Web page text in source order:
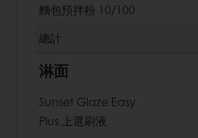
麵包預拌粉 10/100
總計
淋面
Sunset Glaze Easy
Plus 上選刷液